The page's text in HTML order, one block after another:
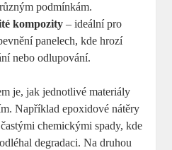
podmínkám.
kompozity – ideální pro
panelech, kde hrozí
nebo odlupování.
je, jak jednotlivé materiály
Například epoxidové nátěry
chemickými spady, kde
degradaci. Na druhou